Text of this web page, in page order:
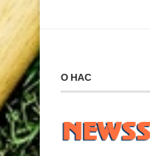
О НАС